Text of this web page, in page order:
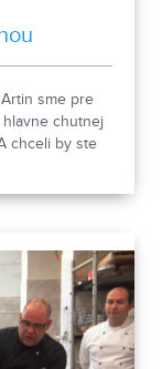
sme pre
chutnej
chceli by ste